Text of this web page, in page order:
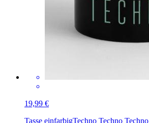
19,99 €
Tasse einfarbigTechno Techno Techno